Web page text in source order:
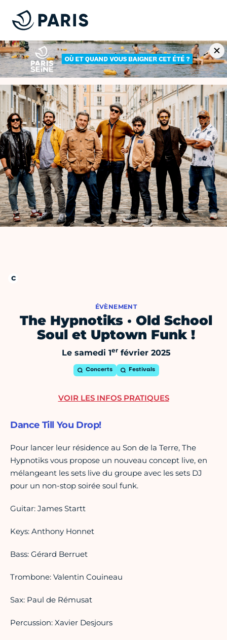
ÉVÈNEMENT
The Hypnotiks · Old School
Soul et Uptown Funk !
Le samedi 1erfévrier 2025
Concerts Festivals
Dance Till You Drop!
Pour lancer leur résidence au Son de la Terre, The
Hypnotiks vous propose un nouveau concept live, en
mélangeant les sets live du groupe avec les sets DJ
pour un non-stop soirée soul funk.
Guitar: James Startt
Keys: Anthony Honnet
Bass: Gérard Berruet
Trombone: Valentin Couineau
Sax: Paul de Rémusat
Percussion: Xavier Desjours
VOIR LES INFOS PRATIQUES